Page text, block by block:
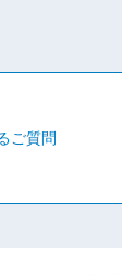
ご質問